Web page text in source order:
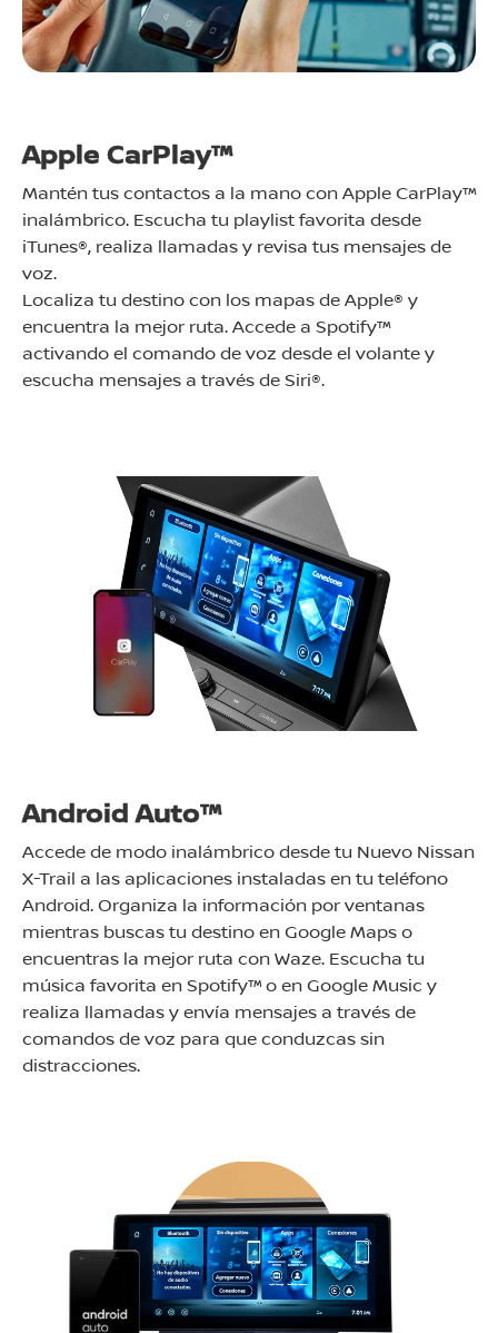
Apple CarPlay™
Mantén tus contactos a la mano con Apple CarPlay™
inalámbrico. Escucha tu playlist favorita desde
iTunes®, realiza llamadas y revisa tus mensajes de
voz.
Localiza tu destino con los mapas de Apple® y
encuentra la mejor ruta. Accede a Spotify™
activando el comando de voz desde el volante y
escucha mensajes a través de Siri®.
Android Auto™
Accede de modo inalámbrico desde tu Nuevo Nissan
X-Trail a las aplicaciones instaladas en tu teléfono
Android. Organiza la información por ventanas
mientras buscas tu destino en Google Maps o
encuentras la mejor ruta con Waze. Escucha tu
música favorita en Spotify™ o en Google Music y
realiza llamadas y envía mensajes a través de
comandos de voz para que conduzcas sin
distracciones.